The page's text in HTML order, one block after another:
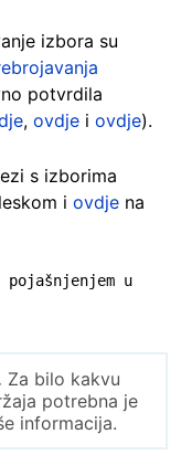
izbora su
potvrdila
, ovdje i ovdje).
s izborima
i ovdje na
u
Za bilo kakvu
potrebna je
informacija.